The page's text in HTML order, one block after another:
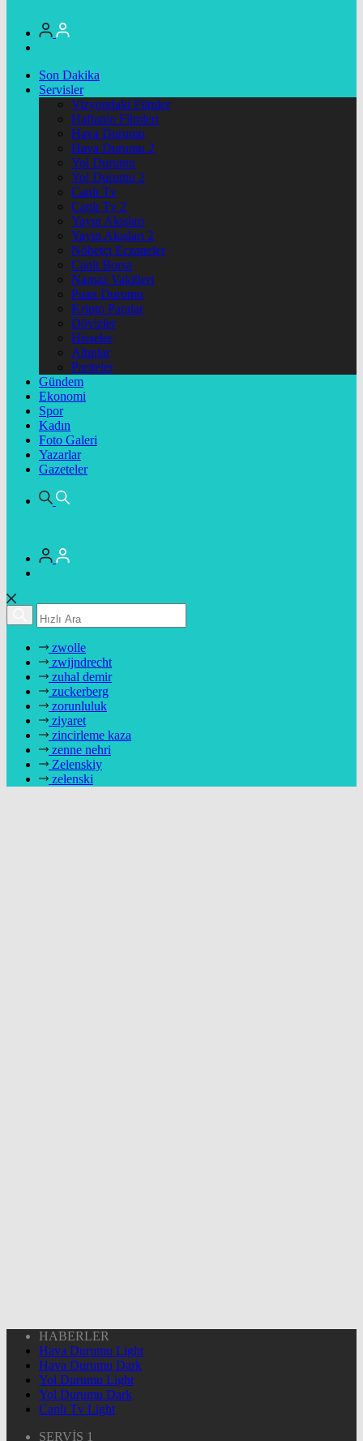
Son Dakika
Servisler
Vizyondaki Filmler
Haftanin Filmleri
Hava Durumu
Hava Durumu 2
Yol Durumu
Yol Durumu 2
Canlı Tv
Canlı Tv 2
Yayın Akışları
Yayın Akışları 2
Nöbetçi Eczaneler
Canlı Borsa
Namaz Vakitleri
Puan Durumu
Kripto Paralar
Dövizler
Hisseler
Altınlar
Pariteler
Gündem
Ekonomi
Spor
Kadın
Foto Galeri
Yazarlar
Gazeteler
zwolle
zwijndrecht
zuhal demir
zuckerberg
zorunluluk
ziyaret
zincirleme kaza
zenne nehri
Zelenskiy
zelenski
HABERLER
Hava Durumu Light
Hava Durumu Dark
Yol Durumu Light
Yol Durumu Dark
Canlı Tv Light
SERVİS 1